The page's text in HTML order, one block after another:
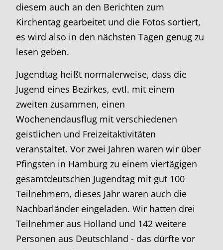
diesem auch an den Berichten zum
Kirchentag gearbeitet und die Fotos sortiert,
es wird also in den nächsten Tagen genug zu
lesen geben.
Jugendtag heißt normalerweise, dass die
Jugend eines Bezirkes, evtl. mit einem
zweiten zusammen, einen
Wochenendausflug mit verschiedenen
geistlichen und Freizeitaktivitäten
veranstaltet. Vor zwei Jahren waren wir über
Pfingsten in Hamburg zu einem viertägigen
gesamtdeutschen Jugendtag mit gut 100
Teilnehmern, dieses Jahr waren auch die
Nachbarländer eingeladen. Wir hatten drei
Teilnehmer aus Holland und 142 weitere
Personen aus Deutschland - das dürfte vor